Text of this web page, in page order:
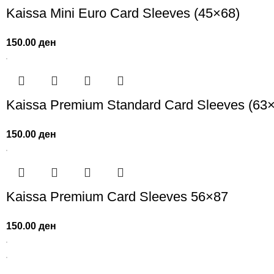
Kaissa Mini Euro Card Sleeves (45×68)
150.00ден
Kaissa Premium Standard Card Sleeves
150.00ден
Kaissa Premium Card Sleeves 56×87
150.00ден